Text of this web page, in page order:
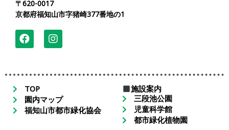
〒620-0017
京都府福知山市字猪崎377番地の1
TOP
園内マップ
福知山市都市緑化協会
施設案内
三段池公園
児童科学館
都市緑化植物園